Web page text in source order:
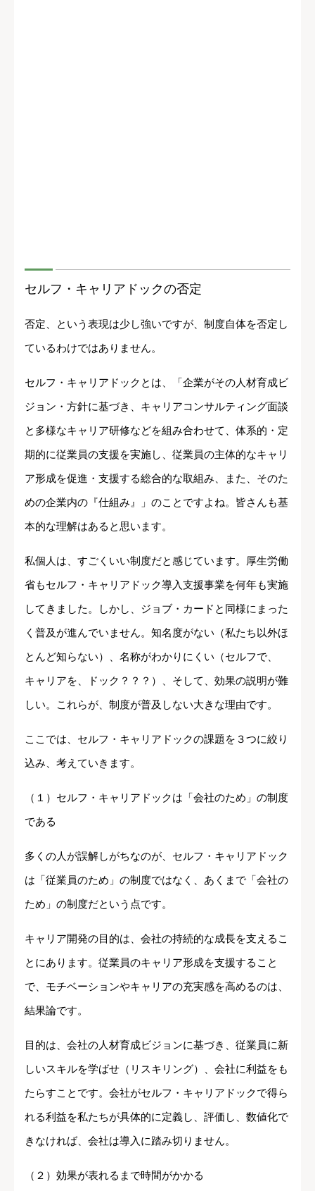
セルフ・キャリアドックの否定
否定、という表現は少し強いですが、制度自体を否定し
ているわけではありません。
セルフ・キャリアドックとは、「企業がその人材育成ビ
ジョン・方針に基づき、キャリアコンサルティング面談
と多様なキャリア研修などを組み合わせて、体系的・定
期的に従業員の支援を実施し、従業員の主体的なキャリ
ア形成を促進・支援する総合的な取組み、また、そのた
めの企業内の『仕組み』」のことですよね。皆さんも基
本的な理解はあると思います。
私個人は、すごくいい制度だと感じています。厚生労働
省もセルフ・キャリアドック導入支援事業を何年も実施
してきました。しかし、ジョブ・カードと同様にまった
く普及が進んでいません。知名度がない（私たち以外ほ
とんど知らない）、名称がわかりにくい（セルフで、
キャリアを、ドック？？？）、そして、効果の説明が難
しい。これらが、制度が普及しない大きな理由です。
ここでは、セルフ・キャリアドックの課題を３つに絞り
込み、考えていきます。
（１）セルフ・キャリアドックは「会社のため」の制度
である
多くの人が誤解しがちなのが、セルフ・キャリアドック
は「従業員のため」の制度ではなく、あくまで「会社の
ため」の制度だという点です。
キャリア開発の目的は、会社の持続的な成長を支えるこ
とにあります。従業員のキャリア形成を支援すること
で、モチベーションやキャリアの充実感を高めるのは、
結果論です。
目的は、会社の人材育成ビジョンに基づき、従業員に新
しいスキルを学ばせ（リスキリング）、会社に利益をも
たらすことです。会社がセルフ・キャリアドックで得ら
れる利益を私たちが具体的に定義し、評価し、数値化で
きなければ、会社は導入に踏み切りません。
（２）効果が表れるまで時間がかかる